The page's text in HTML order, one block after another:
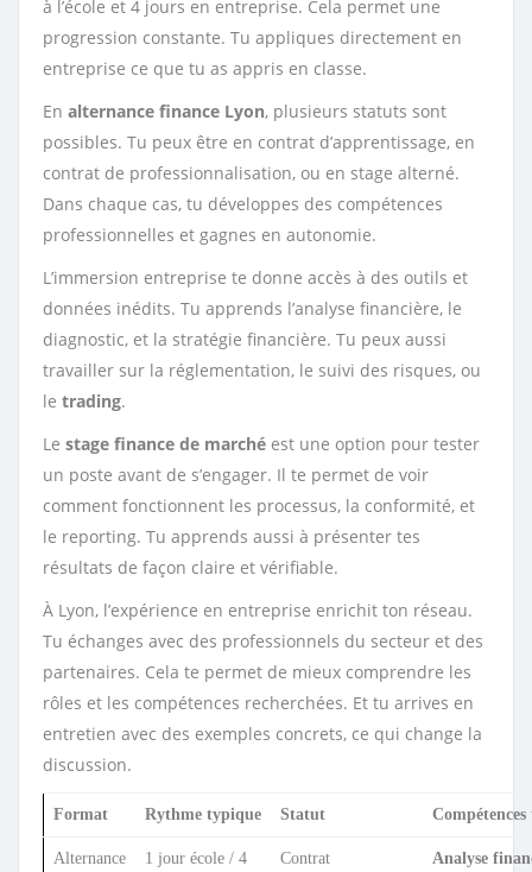
à l’école et 4 jours en entreprise. Cela permet une
progression constante. Tu appliques directement en
entreprise ce que tu as appris en classe.
En alternance finance Lyon, plusieurs statuts sont
possibles. Tu peux être en contrat d’apprentissage, en
contrat de professionnalisation, ou en stage alterné.
Dans chaque cas, tu développes des compétences
professionnelles et gagnes en autonomie.
L’immersion entreprise te donne accès à des outils et
données inédits. Tu apprends l’analyse financière, le
diagnostic, et la stratégie financière. Tu peux aussi
travailler sur la réglementation, le suivi des risques, ou
le trading.
Le stage finance de marché est une option pour tester
un poste avant de s’engager. Il te permet de voir
comment fonctionnent les processus, la conformité, et
le reporting. Tu apprends aussi à présenter tes
résultats de façon claire et vérifiable.
À Lyon, l’expérience en entreprise enrichit ton réseau.
Tu échanges avec des professionnels du secteur et des
partenaires. Cela te permet de mieux comprendre les
rôles et les compétences recherchées. Et tu arrives en
entretien avec des exemples concrets, ce qui change la
discussion.
Format Rythme typique Statut
Alternance 1 jour école / 4 Contrat Analyse